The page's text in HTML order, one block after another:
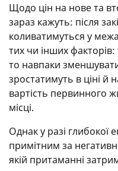
Щодо цін на нове та
зараз кажуть: після
коливатимуться у
тих чи інших факторів:
то навпаки
зростатимуть в ціні й
вартість первинного
місці.
Однак у разі глибокої
примітним за
якій притаманні